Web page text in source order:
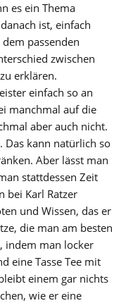
es ein Thema
ist, einfach
passenden
zwischen
erklären.
einfach so an
manchmal auf die
aber auch nicht.
Das kann natürlich so
Aber lässt man
stattdessen Zeit
bei Karl Ratzer
und Wissen, das er
die man am besten
indem man locker
eine Tasse Tee mit
einem gar nichts
wie er eine